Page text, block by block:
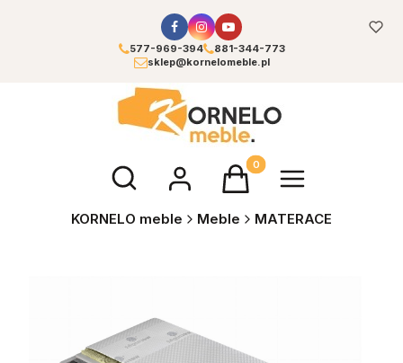
577-969-394
881-344-773
sklep@kornelomeble.pl
Otwórz wyszukiwarkęProdukty w koszyku: 0.
KORNELO meble Meble MATERACE